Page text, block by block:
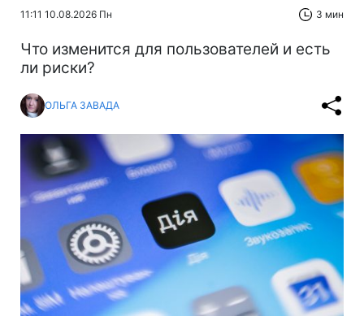
11:11 10.08.2026 Пн 3 мин
Что изменится для пользователей и есть
ли риски?
ОЛЬГА ЗАВАДА